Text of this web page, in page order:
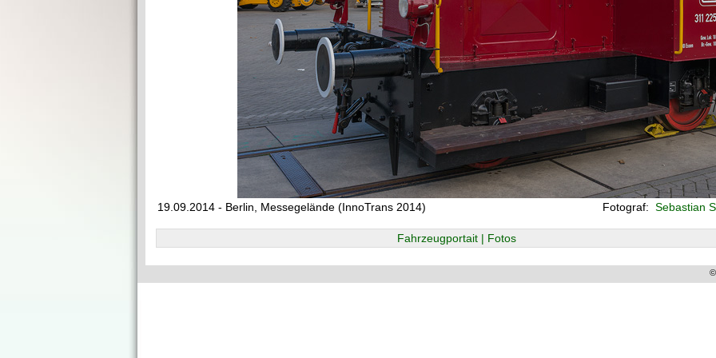
19.09.2014 - Berlin, Messegelände (InnoTrans 2014) Fotograf: Sebastian
Fahrzeugportait | Fotos
©